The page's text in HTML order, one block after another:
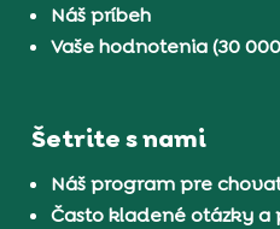
Náš príbeh
Vaše hodnotenia (30
Šetrite s nami
Náš program pre
Často kladené otázky